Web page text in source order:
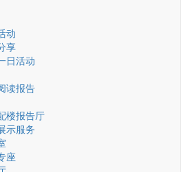
动
享
日活动
读报告
楼报告厅
示服务
座